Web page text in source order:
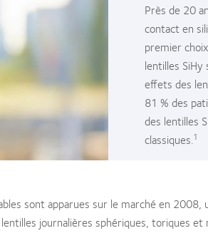
Près de 20
contact en
premier
lentilles
effets des
81 % des
des lentilles
classiques.1
sont apparues sur le marché en
journalières sphériques, toriques et